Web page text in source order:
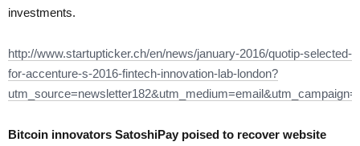
investments.
http://www.startupticker.ch/en/news/january-2016/quotip-selected-
for-accenture-s-2016-fintech-innovation-lab-london?
Bitcoin innovators SatoshiPay poised to recover website